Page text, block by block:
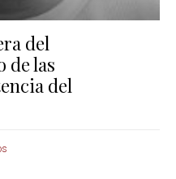
del
de las
del